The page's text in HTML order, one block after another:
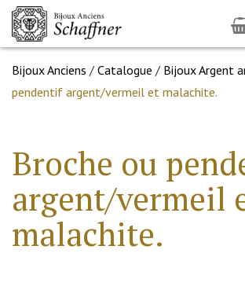
Bijoux Anciens / Catalogue / Bijoux Argent
pendentif argent/vermeil et malachite.
Broche ou
argent/vermeil
malachite.